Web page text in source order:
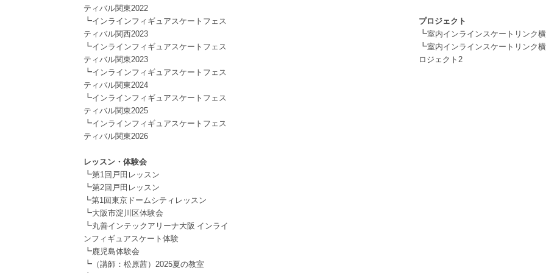
ティバル関東2022
┗インラインフィギュアスケートフェス
ティバル関西2023
┗インラインフィギュアスケートフェス
ティバル関東2023
┗インラインフィギュアスケートフェス
ティバル関東2024
┗インラインフィギュアスケートフェス
ティバル関東2025
┗インラインフィギュアスケートフェス
ティバル関東2026
レッスン・体験会
┗第1回戸田レッスン
┗第2回戸田レッスン
┗第1回東京ドームシティレッスン
┗大阪市淀川区体験会
┗丸善インテックアリーナ大阪 インライ
ンフィギュアスケート体験
┗鹿児島体験会
┗ （講師：松原茜）2025夏の教室
プロジェクト
┗室内インラインスケートリンク
┗室内インラインスケートリンク
ロジェクト2